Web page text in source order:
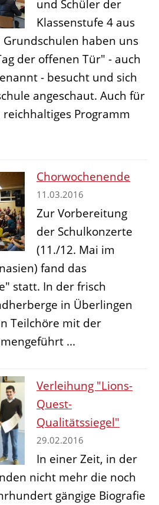
und Schüler der
Klassenstufe 4 aus
haben uns
der offenen Tür" - auch
- besucht und sich
angeschaut. Auch für
Programm
Chorwochenende
11.03.2016
Zur Vorbereitung
der Schulkonzerte
(11./12. Mai im
fand das
statt. In der frisch
in Überlingen
Teilchöre mit der
...
Verleihung "Lions-
Quest-
Qualitätssiegel"
29.02.2016
In einer Zeit, in der
nicht mehr die noch
gängige Biografie